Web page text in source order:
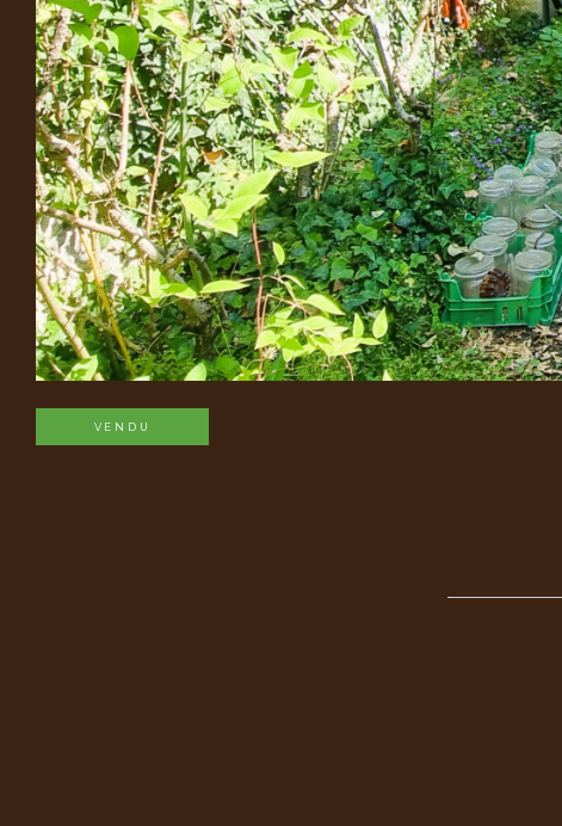
VENDU